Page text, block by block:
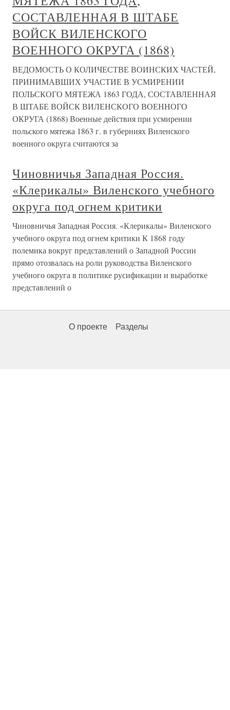
СОСТАВЛЕННАЯ В ШТАБЕ
ВОЙСК ВИЛЕНСКОГО
ВОЕННОГО ОКРУГА (1868)
ВЕДОМОСТЬ О КОЛИЧЕСТВЕ ВОИНСКИХ ЧАСТЕЙ,
ПРИНИМАВШИХ УЧАСТИЕ В УСМИРЕНИИ
ПОЛЬСКОГО МЯТЕЖА 1863 ГОДА, СОСТАВЛЕННАЯ
В ШТАБЕ ВОЙСК ВИЛЕНСКОГО ВОЕННОГО
ОКРУГА (1868) Военные действия при усмирении
польского мятежа 1863 г. в губерниях Виленского
военного округа считаются за
Чиновничья Западная Россия.
«Клерикалы» Виленского учебного
округа под огнем критики
Чиновничья Западная Россия. «Клерикалы» Виленского
учебного округа под огнем критики К 1868 году
полемика вокруг представлений о Западной России
прямо отозвалась на роли руководства Виленского
учебного округа в политике русификации и выработке
представлений о
О проекте Разделы